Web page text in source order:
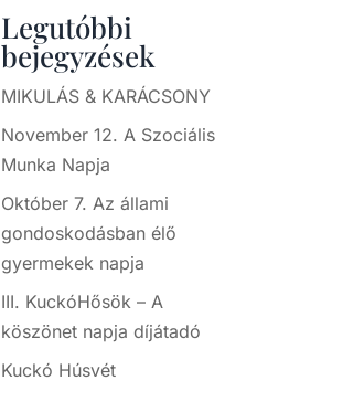
Legutóbbi
bejegyzések
MIKULÁS & KARÁCSONY
November 12. A Szociális
Munka Napja
Október 7. Az állami
gondoskodásban élő
gyermekek napja
III. KuckóHősök – A
köszönet napja díjátadó
Kuckó Húsvét